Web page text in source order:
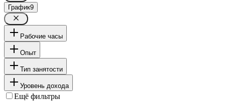
График9
Рабочие часы
Опыт
Тип занятости
Уровень дохода
Ещё фильтры